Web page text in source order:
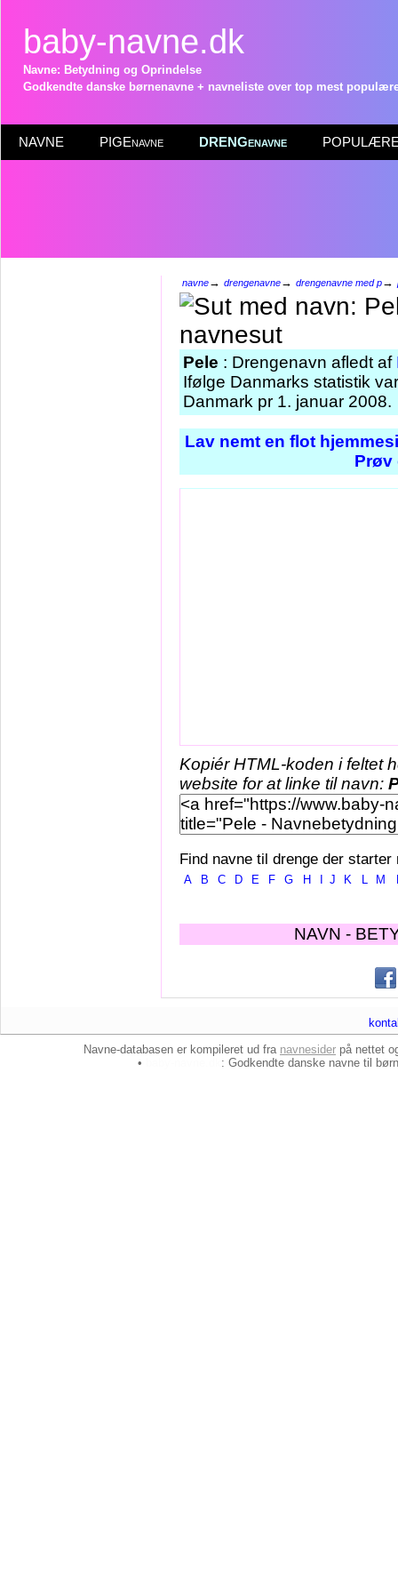
baby-navne.dk
Navne: Betydning og Oprindelse
Godkendte danske børnenavne + navneliste over top mest
NAVNE PIGEnavne DRENGenavne POPULÆRE
navne→ drengenavne→ drengenavne med p→
Pele : Drengenavn afledt af
Ifølge Danmarks statistik
Danmark pr 1. januar 2008.
Lav nemt en flot
Prøv
Kopiér HTML-koden i feltet
website for at linke til navn:
Find navne til drenge der starter
A B C D E F G H J K L M
NAVN -
Navne-databasen er kompileret ud fra navnesider på nettet
•
: Godkendte danske navne til børn